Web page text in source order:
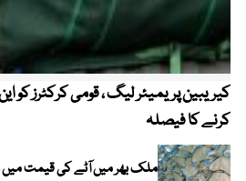
کرنے کا فیصلہ
ملک بھر میں آٹے کی قیمت